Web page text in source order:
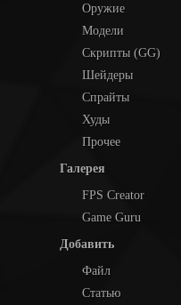
Оружие
Модели
Скрипты (GG)
Шейдеры
Спрайты
Худы
Прочее
Галерея
FPS Creator
Game Guru
Добавить
Файл
Статью